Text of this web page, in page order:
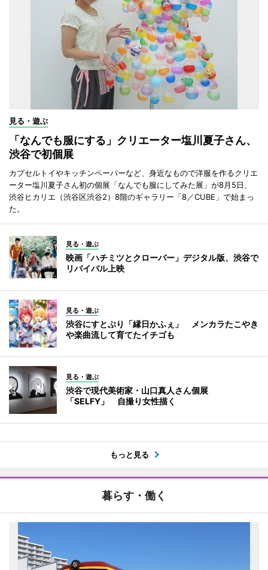
見る・遊ぶ
「なんでも服にする」クリエーター塩川夏子さん、
渋谷で初個展
カプセルトイやキッチンペーパーなど、身近なもので洋服を作るクリエ
ーター塩川夏子さん初の個展「なんでも服にしてみた展」が8月5日、
渋谷ヒカリエ（渋谷区渋谷2）8階のギャラリー「8／CUBE」で始まっ
た。
見る・遊ぶ
映画「ハチミツとクローバー」デジタル版、渋谷で
リバイバル上映
見る・遊ぶ
渋谷にすとぷり「縁日かふぇ」 メンカラたこやき
や楽曲流して育てたイチゴも
見る・遊ぶ
渋谷で現代美術家・山口真人さん個展
「SELFY」 自撮り女性描く
もっと見る
暮らす・働く